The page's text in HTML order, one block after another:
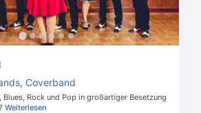
, Coverband
Blues, Rock und Pop in großartiger Besetzung
Weiterlesen